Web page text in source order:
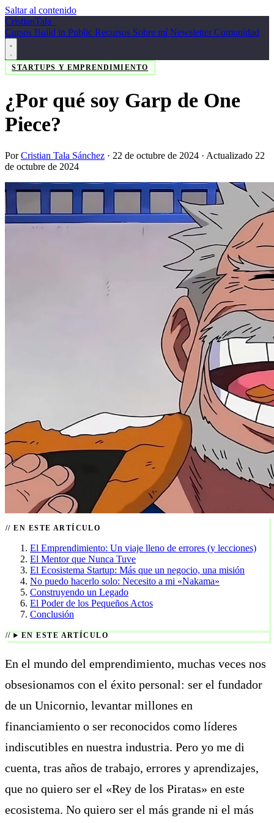
Saltar al contenido
CristianTala
Cursos Build in Public Recursos Sobre míNewsletterComunidad
STARTUPS Y EMPRENDIMIENTO
¿Por qué soy Garp de One
Piece?
PorCristian Tala Sánchez · 22 de octubre de 2024 · Actualizado 22
de octubre de 2024
EN ESTE ARTÍCULO
El Emprendimiento: Un viaje lleno de errores (y lecciones)
El Mentor que Nunca Tuve
El Ecosistema Startup: Más que un negocio, una misión
No puedo hacerlo solo: Necesito a mi «Nakama»
Construyendo un Legado
El Poder de los Pequeños Actos
Conclusión
EN ESTE ARTÍCULO
En el mundo del emprendimiento, muchas veces nos
obsesionamos con el éxito personal: ser el fundador
de un Unicornio, levantar millones en
financiamiento o ser reconocidos como líderes
indiscutibles en nuestra industria. Pero yo me di
cuenta, tras años de trabajo, errores y aprendizajes,
que no quiero ser el «Rey de los Piratas» en este
ecosistema. No quiero ser el más grande ni el más